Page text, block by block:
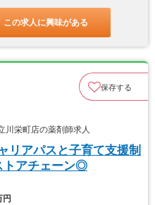
この求人に興味がある
保存する
栄町店の薬剤師求人
リアパスと子育て支援制
トアチェーン◎
円